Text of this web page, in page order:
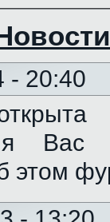
- 20:40
Вас
этом